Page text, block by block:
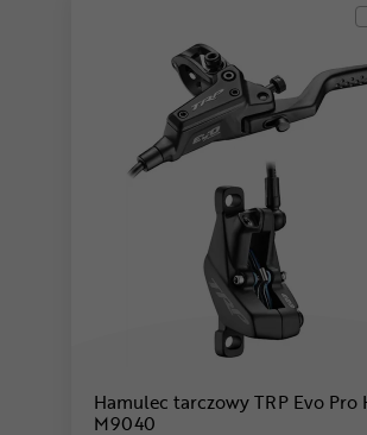
Hamulec tarczowy TRP Evo Pro
M9040